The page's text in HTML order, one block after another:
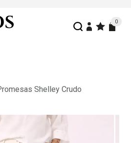
0
Shelley Crudo